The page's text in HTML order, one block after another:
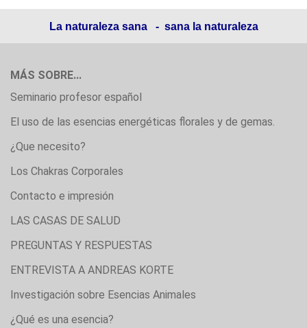
La naturaleza sana - sana la naturaleza
MÁS SOBRE...
Seminario profesor español
El uso de las esencias energéticas florales y de gemas.
¿Que necesito?
Los Chakras Corporales
Contacto e impresión
LAS CASAS DE SALUD
PREGUNTAS Y RESPUESTAS
ENTREVISTA A ANDREAS KORTE
Investigación sobre Esencias Animales
¿Qué es una esencia?